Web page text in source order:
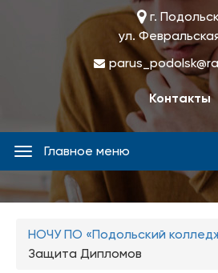
г.
ул.
Контакты
Главное
меню
Главное меню
Вы
здесь
НОЧУ ПО «Подольский
Защита Дипломов